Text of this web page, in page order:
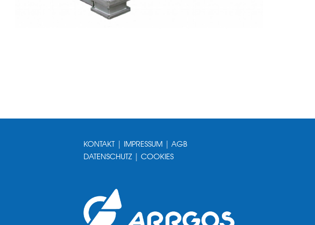
KONTAKT IMPRESSUM|AGB
DATENSCHUTZ| COOKIES